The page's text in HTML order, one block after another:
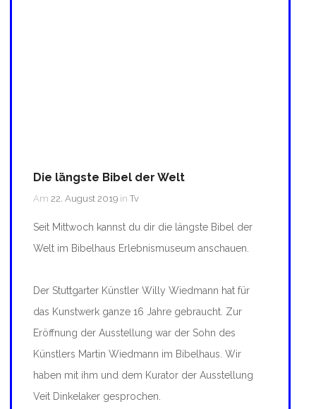
Die längste Bibel der Welt
Am 22. August 2019 inTv
Seit Mittwoch kannst du dir die längste Bibel der
Welt im Bibelhaus Erlebnismuseum anschauen.
Der Stuttgarter Künstler Willy Wiedmann hat für
das Kunstwerk ganze 16 Jahre gebraucht. Zur
Eröffnung der Ausstellung war der Sohn des
Künstlers Martin Wiedmann im Bibelhaus. Wir
haben mit ihm und dem Kurator der Ausstellung
Veit Dinkelaker gesprochen.